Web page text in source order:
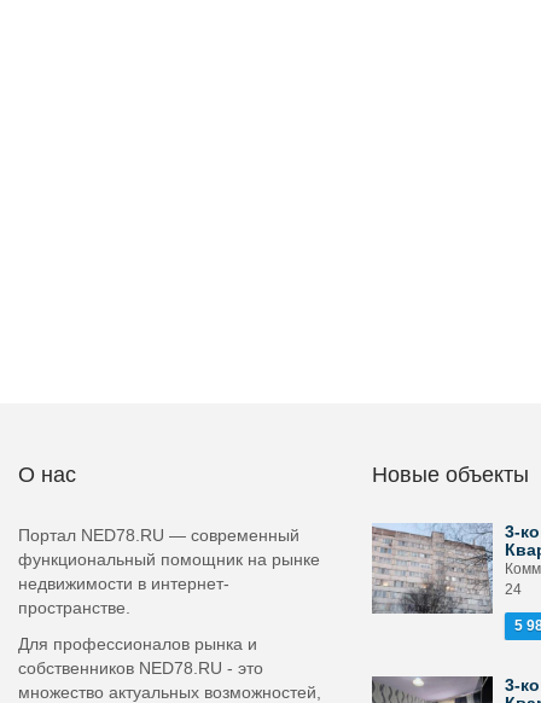
О нас
Портал NED78.RU — современный
функциональный помощник на рынке
недвижимости в интернет-
пространстве.
Для профессионалов рынка и
собственников NED78.RU - это
множество актуальных возможностей,
Новые объекты
3-
24
5
3-